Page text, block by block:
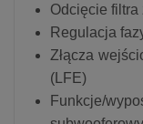
Odcięcie filtra
Regulacja
Złącza
(LFE)
Funkcje/